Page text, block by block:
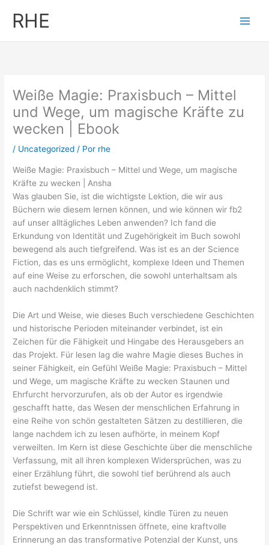
RHE
Weiße Magie: Praxisbuch – Mittel
und Wege, um magische Kräfte zu
wecken | Ebook
/ Uncategorized / Por rhe
Weiße Magie: Praxisbuch – Mittel und Wege, um magische
Kräfte zu wecken | Ansha
Was glauben Sie, ist die wichtigste Lektion, die wir aus
Büchern wie diesem lernen können, und wie können wir fb2
auf unser alltägliches Leben anwenden? Ich fand die
Erkundung von Identität und Zugehörigkeit im Buch sowohl
bewegend als auch tiefgreifend. Was ist es an der Science
Fiction, das es uns ermöglicht, komplexe Ideen und Themen
auf eine Weise zu erforschen, die sowohl unterhaltsam als
auch nachdenklich stimmt?
Die Art und Weise, wie dieses Buch verschiedene Geschichten
und historische Perioden miteinander verbindet, ist ein
Zeichen für die Fähigkeit und Hingabe des Herausgebers an
das Projekt. Für lesen lag die wahre Magie dieses Buches in
seiner Fähigkeit, ein Gefühl Weiße Magie: Praxisbuch – Mittel
und Wege, um magische Kräfte zu wecken Staunen und
Ehrfurcht hervorzurufen, als ob der Autor es irgendwie
geschafft hatte, das Wesen der menschlichen Erfahrung in
eine Reihe von schön gestalteten Sätzen zu destillieren, die
lange nachdem ich zu lesen aufhörte, in meinem Kopf
verweilten. Im Kern ist diese Geschichte über die menschliche
Verfassung, mit all ihren komplexen Widersprüchen, was zu
einer Erzählung führt, die sowohl tief berührend als auch
zutiefst bewegend ist.
Die Schrift war wie ein Schlüssel, kindle Türen zu neuen
Perspektiven und Erkenntnissen öffnete, eine kraftvolle
Erinnerung an das transformative Potenzial der Kunst, uns